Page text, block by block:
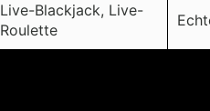
Live-Blackjack, Live-
Roulette